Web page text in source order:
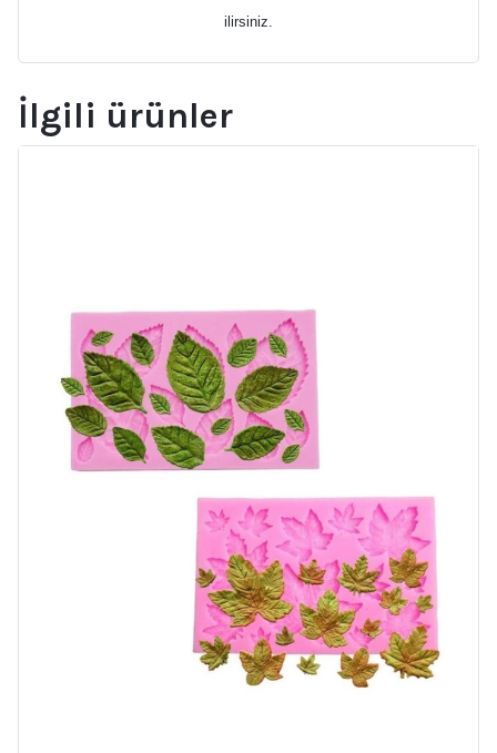
ilirsiniz.
İlgili ürünler